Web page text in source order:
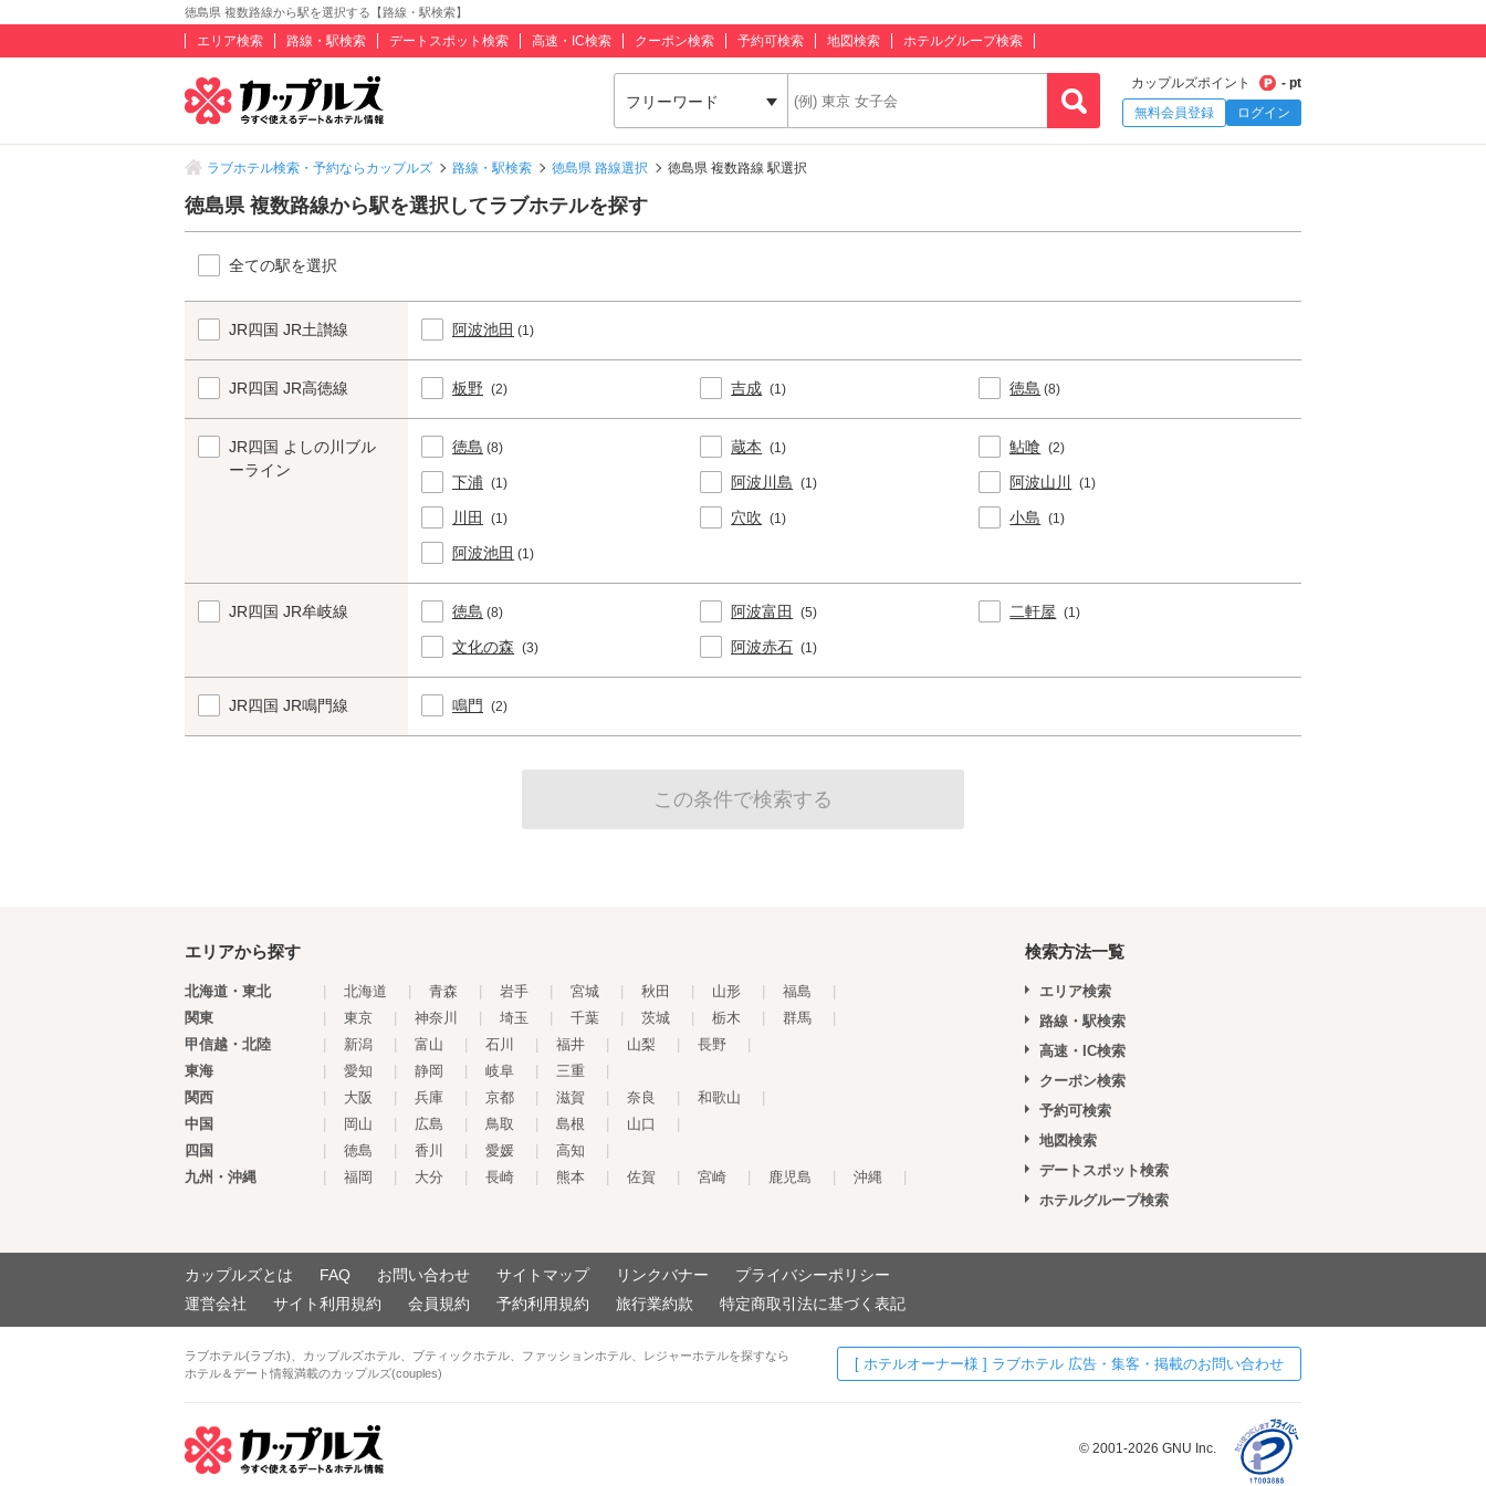
徳島県 複数路線から駅を選択する【路線・駅検索】
エリア検索 路線・駅検索 デートスポット検索 高速・IC検索 クーポン検索 予約可検索 地図検索 ホテルグループ検索
フリーワード
カップルズポイント
- pt
無料会員登録
ログイン
ラブホテル検索・予約ならカップルズ 路線・駅検索 徳島県 路線選択 徳島県 複数路線 駅選択
徳島県 複数路線から駅を選択してラブホテルを探す
全ての駅を選択
JR四国 JR土讃線 阿波池田 (1)
JR四国 JR高徳線 板野 (2) 吉成 (1) 徳島 (8)
JR四国 よしの川ブル
ーライン
徳島 (8) 蔵本 (1) 鮎喰 (2)
下浦 (1) 阿波川島 (1) 阿波山川 (1)
川田 (1) 穴吹 (1) 小島 (1)
阿波池田 (1)
JR四国 JR牟岐線 徳島 (8) 阿波富田 (5) 二軒屋 (1)
文化の森 (3) 阿波赤石 (1)
JR四国 JR鳴門線 鳴門 (2)
エリアから探す
北海道・東北 北海道 青森 岩手 宮城 秋田 山形 福島
関東
東京 神奈川 埼玉 千葉 茨城 栃木 群馬
甲信越・北陸
新潟 富山 石川 福井 山梨 長野
東海
愛知 静岡 岐阜 三重
関西
大阪 兵庫 京都 滋賀 奈良 和歌山
中国
岡山 広島 鳥取 島根 山口
四国
徳島 香川 愛媛 高知
九州・沖縄
福岡 大分 長崎 熊本 佐賀 宮崎 鹿児島 沖縄
検索方法一覧
エリア検索
路線・駅検索
高速・IC検索
クーポン検索
予約可検索
地図検索
デートスポット検索
ホテルグループ検索
カップルズとは FAQ お問い合わせ サイトマップ リンクバナー
プライバシーポリシー
運営会社
サイト利用規約 会員規約 予約利用規約 旅行業約款 特定商取引法に基づく表記
ラブホテル(ラブホ)、カップルズホテル、ブティックホテル、ファッションホテル、レジャーホテルを探すなら
ホテル＆デート情報満載のカップルズ(couples)
[ ホテルオーナー様 ] ラブホテル 広告・集客・掲載のお問い合わせ
© 2001-2026 GNU Inc.